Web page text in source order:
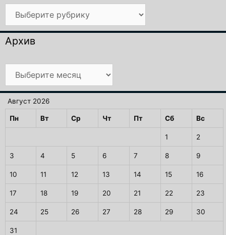
Рубрики
Архив
Архив
Август 2026
Пн Вт Ср Чт Пт Сб Вс
1 2
3 4 5 6 7 8 9
10 11 12 13 14 15 16
17 18 19 20 21 22 23
24 25 26 27 28 29 30
31